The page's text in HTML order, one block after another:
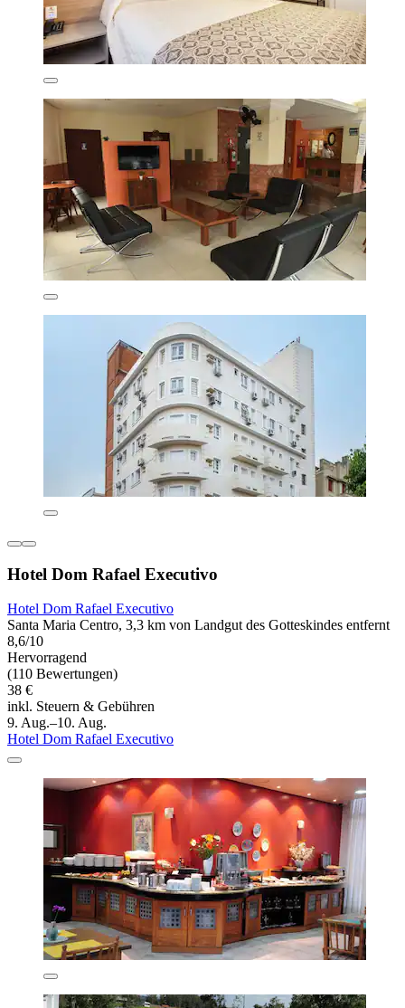
Hotel Dom Rafael Executivo
Hotel Dom Rafael Executivo
Santa Maria Centro, 3,3 km von Landgut des Gotteskindes entfernt
8,6/10
Hervorragend
(110 Bewertungen)
38 €
inkl. Steuern & Gebühren
9. Aug.–10. Aug.
Hotel Dom Rafael Executivo